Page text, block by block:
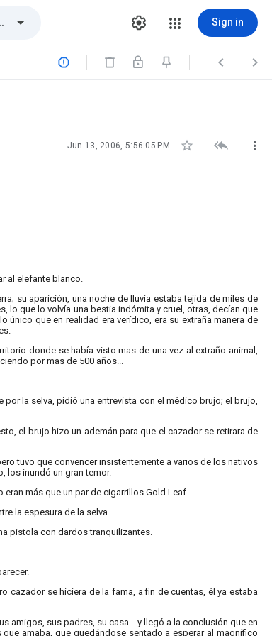
Sign in
  
Jun 13, 2006, 5:56:05 PM   
al elefante blanco.
su aparición, una noche de lluvia estaba tejida de miles de
lo que lo volvía una bestia indómita y cruel, otras, decían que
único que en realidad era verídico, era su extraña manera de
donde se había visto mas de una vez al extraño animal,
por mas de 500 años...
la selva, pidió una entrevista con el médico brujo; el brujo,
el brujo hizo un ademán para que el cazador se retirara de
tuvo que convencer insistentemente a varios de los nativos
los inundó un gran temor.
más que un par de cigarrillos Gold Leaf.
la espesura de la selva.
pistola con dardos tranquilizantes.
cazador se hiciera de la fama, a fin de cuentas, él ya estaba
amigos, sus padres, su casa... y llegó a la conclusión que en
amaba, que quedándose sentado a esperar al magnífico